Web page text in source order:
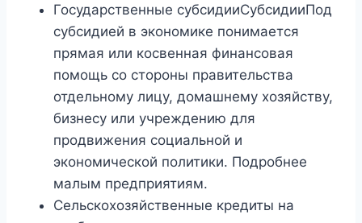
Государственные субсидииСубсидииПод
субсидией в экономике понимается
прямая или косвенная финансовая
помощь со стороны правительства
отдельному лицу, домашнему хозяйству,
бизнесу или учреждению для
продвижения социальной и
экономической политики. Подробнее
малым предприятиям.
Сельскохозяйственные кредиты на